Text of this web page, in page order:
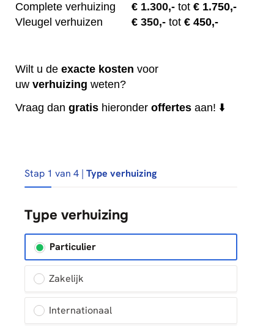
Complete verhuizing
€ 1.300,- tot € 1.750,-
Vleugel verhuizen
€ 350,- tot € 450,-
Wilt u de exacte kosten voor
uw verhuizing weten?
Vraag dan gratis hieronder offertes aan! ⬇️